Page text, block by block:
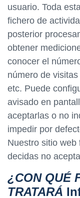
usuario. Toda
fichero de
posterior
obtener
conocer el
número de
etc. Puede
avisado en
aceptarlas o no
impedir por
Nuestro sitio
decidas no
¿CON QUÉ
TRATARÁ